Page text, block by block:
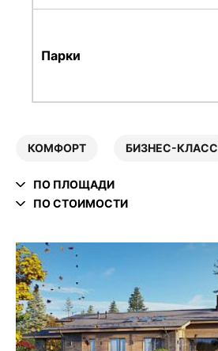
Парки
КОМФОРТ БИЗНЕС-КЛАСС
ПО ПЛОЩАДИ
ПО СТОИМОСТИ